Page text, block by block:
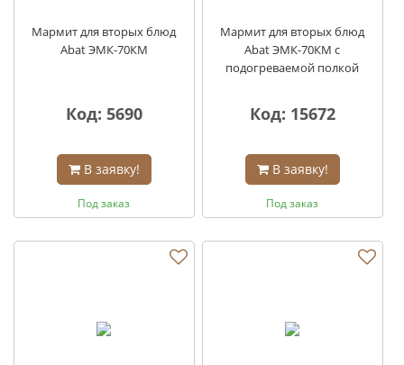
Мармит для вторых блюд
Abat ЭМК-70КМ
Код: 5690
В заявку!
Под заказ
Мармит для вторых блюд
Abat ЭМК-70КМ с
подогреваемой полкой
Код: 15672
В заявку!
Под заказ